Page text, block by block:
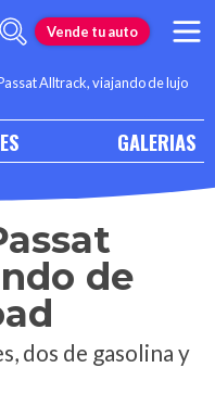
Vende tu auto
Alltrack, viajando de lujo
GALERIAS
de
dos de gasolina y